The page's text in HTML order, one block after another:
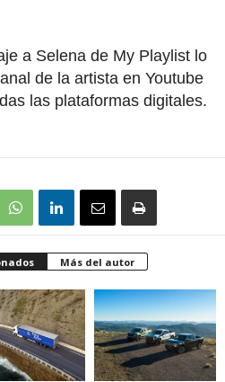
a Selena de My Playlist lo
de la artista en Youtube
las plataformas digitales.
Más del autor